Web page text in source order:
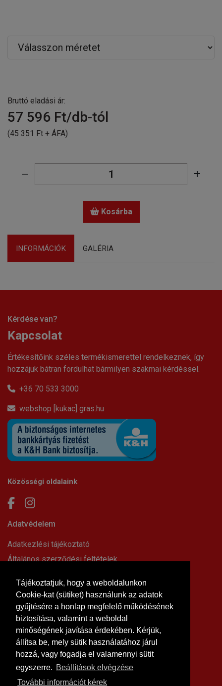
Tájékoztatjuk, hogy a weboldalunkon
Cookie-kat (sütiket) használunk az adatok
gyűjtésére a honlap megfelelő működésének
biztosítása, valamint a weboldal
minőségének javítása érdekében. Kérjük,
állítsa be, mely sütik használatához járul
hozzá, vagy fogadja el valamennyi sütit
egyszerre. Beállítások elvégzése
További információt kérek
Bruttó eladási ár:
57 596 Ft/db-tól
(45 351 Ft + ÁFA)
Kosárba
INFORMÁCIÓK GALÉRIA
Kérdése van?
Kapcsolat
Értékesítőink széles termékismerettel rendelkeznek, így
hozzájuk bátran fordulhat bármilyen szakmai kérdéssel.
+36 70 533 3000
webshop [kukac] gras.hu
Közösségi oldalaink
Adatvédelem
Adatkezlési tájékoztató
Általános szerződési feltételek
Impresszum
Süti beállítások
Információk
Hírek, cikkek
Kapcsolat
Letölthető dokumentumok
Rólunk